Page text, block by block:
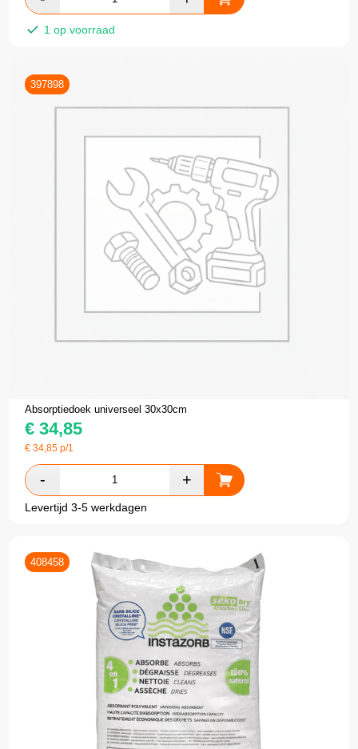
1 op voorraad
397898
Absorptiedoek universeel 30x30cm
€ 34,85
€34,85 p/1
Levertijd 3-5 werkdagen
408458